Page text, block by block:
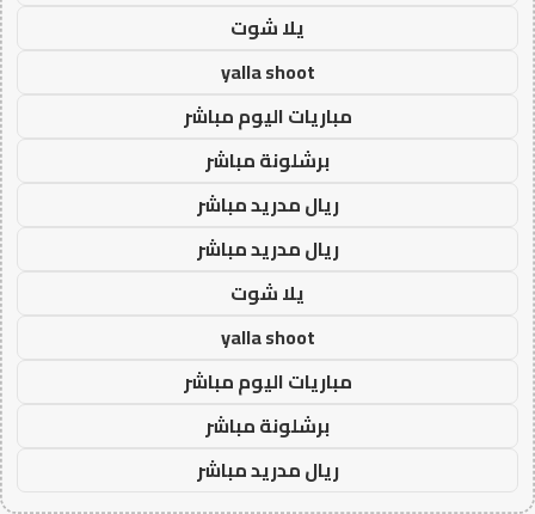
يلا شوت
yalla shoot
مباريات اليوم مباشر
برشلونة مباشر
ريال مدريد مباشر
ريال مدريد مباشر
يلا شوت
yalla shoot
مباريات اليوم مباشر
برشلونة مباشر
ريال مدريد مباشر